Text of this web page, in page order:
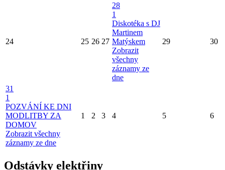
24 25 26 27
28
1
Diskotéka s DJ
Martinem
Matýskem
Zobrazit
všechny
záznamy ze
dne
29 30
31
1
POZVÁNÍ KE DNI
MODLITBY ZA
DOMOV
Zobrazit všechny
záznamy ze dne
1 2 3 4 5 6
Odstávky elektřiny